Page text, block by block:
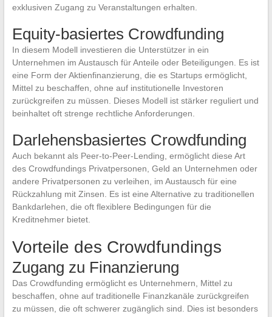
exklusiven Zugang zu Veranstaltungen erhalten.
Equity-basiertes Crowdfunding
In diesem Modell investieren die Unterstützer in ein
Unternehmen im Austausch für Anteile oder Beteiligungen. Es ist
eine Form der Aktienfinanzierung, die es Startups ermöglicht,
Mittel zu beschaffen, ohne auf institutionelle Investoren
zurückgreifen zu müssen. Dieses Modell ist stärker reguliert und
beinhaltet oft strenge rechtliche Anforderungen.
Darlehensbasiertes Crowdfunding
Auch bekannt als Peer-to-Peer-Lending, ermöglicht diese Art
des Crowdfundings Privatpersonen, Geld an Unternehmen oder
andere Privatpersonen zu verleihen, im Austausch für eine
Rückzahlung mit Zinsen. Es ist eine Alternative zu traditionellen
Bankdarlehen, die oft flexiblere Bedingungen für die
Kreditnehmer bietet.
Vorteile des Crowdfundings
Zugang zu Finanzierung
Das Crowdfunding ermöglicht es Unternehmern, Mittel zu
beschaffen, ohne auf traditionelle Finanzkanäle zurückgreifen
zu müssen, die oft schwerer zugänglich sind. Dies ist besonders